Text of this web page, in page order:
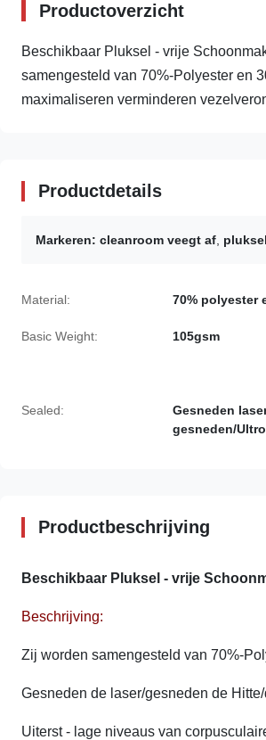
Productoverzicht
Beschikbaar Pluksel - vrije
samengesteld van 70%-Polyester en
maximaliseren verminderen
Productdetails
Markeren: cleanroom veegt af,
Material: 70% polyester
Basic Weight: 105gsm
Sealed:
Gesneden
gesneden/
Productbeschrijving
Beschikbaar Pluksel - vrije
Beschrijving:
Zij worden samengesteld van 70%-
Gesneden de laser/gesneden de
Uiterst - lage niveaus van